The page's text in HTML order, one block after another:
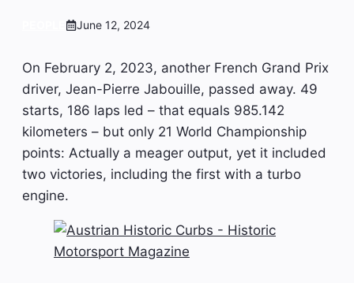
June 12, 2024
On February 2, 2023, another French Grand Prix
driver, Jean-Pierre Jabouille, passed away. 49
starts, 186 laps led – that equals 985.142
kilometers – but only 21 World Championship
points: Actually a meager output, yet it included
two victories, including the first with a turbo
engine.